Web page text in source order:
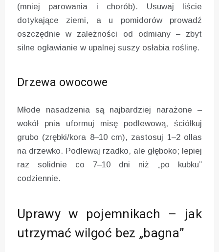
(mniej parowania i chorób). Usuwaj liście
dotykające ziemi, a u pomidorów prowadź
oszczędnie w zależności od odmiany – zbyt
silne ogławianie w upalnej suszy osłabia roślinę.
Drzewa owocowe
Młode nasadzenia są najbardziej narażone –
wokół pnia uformuj misę podlewową, ściółkuj
grubo (zrębki/kora 8–10 cm), zastosuj 1–2 ollas
na drzewko. Podlewaj rzadko, ale głęboko; lepiej
raz solidnie co 7–10 dni niż „po kubku”
codziennie.
Uprawy w pojemnikach – jak
utrzymać wilgoć bez „bagna”